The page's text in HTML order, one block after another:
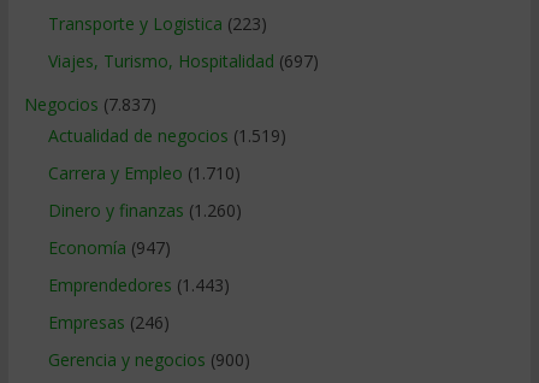
Transporte y Logistica (223)
Viajes, Turismo, Hospitalidad (697)
Negocios (7.837)
Actualidad de negocios (1.519)
Carrera y Empleo (1.710)
Dinero y finanzas (1.260)
Economía (947)
Emprendedores (1.443)
Empresas (246)
Gerencia y negocios (900)